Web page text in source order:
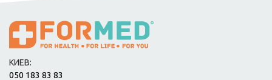
КИЕВ:
050 183 83 83